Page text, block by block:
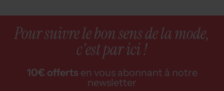
Pour suivre le bon sens de la mode,
c'est par ici !
10€ offerts en vous abonnant à notre
newsletter